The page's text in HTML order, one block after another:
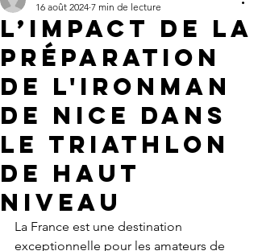
L’impact de la
préparation
de l'Ironman
de Nice dans
le triathlon
de haut
niveau
16 août 2024 7 min de lecture
La France est une destination
exceptionnelle pour les amateurs de